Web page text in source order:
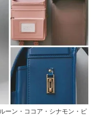
ーン・ココア・シナモン・ピ